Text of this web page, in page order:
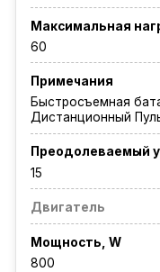
Максимальная
60
Примечания
Быстросъемная
Дистанционный
Преодолеваемый
15
Двигатель
Мощность, W
800